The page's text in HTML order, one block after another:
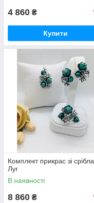
4 860 ₴
Купити
Комплект прикрас зі срібла
Луг
В наявності
8 860 ₴